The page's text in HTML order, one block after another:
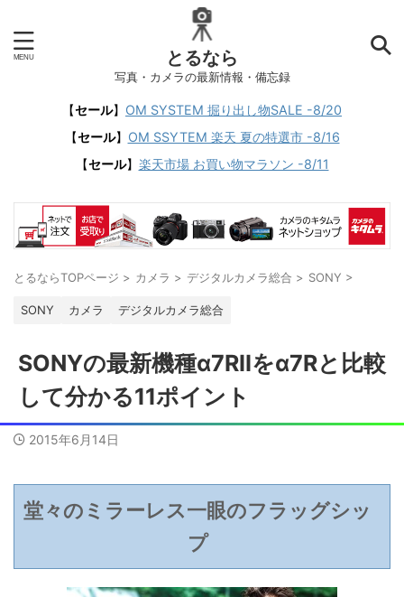
とるなら
写真・カメラの最新情報・備忘録
【セール】 OM SYSTEM 掘り出し物SALE -8/20
【セール】 OM SSYTEM 楽天 夏の特選市 -8/16
【セール】 楽天市場 お買い物マラソン -8/11
とるならTOPページ > カメラ > デジタルカメラ総合 > SONY >
SONY カメラ デジタルカメラ総合
SONYの最新機種α7RIIをα7Rと比較
して分かる11ポイント
2015年6月14日
堂々のミラーレス一眼のフラッグシッ
プ